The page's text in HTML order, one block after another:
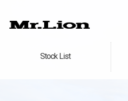
Stock List
在庫車情報